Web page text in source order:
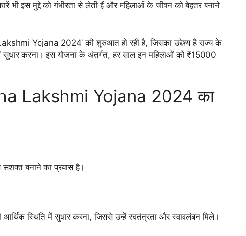
भी इस मुद्दे को गंभीरता से लेती हैं और महिलाओं के जीवन को बेहतर बनाने
Yojana 2024’ की शुरुआत हो रही है, जिसका उद्देश्य है राज्य के
में सुधार करना। इस योजना के अंतर्गत, हर साल इन महिलाओं को ₹15000
Lakshmi Yojana 2024 का
बनाने का प्रयास है।
स्थिति में सुधार करना, जिससे उन्हें स्वतंत्रता और स्वावलंबन मिले।